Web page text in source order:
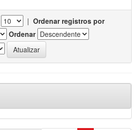
| Ordenar registros por
Ordenar